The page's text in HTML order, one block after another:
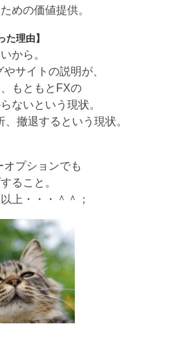
めの価値提供。
た理由】
から。
サイトの説明が、
もともとFXの
ないという現状。
撤退するという現状。
プションでも
ること。
上・・・＾＾；